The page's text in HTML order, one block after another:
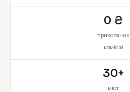
0 ₴
прихованих
комісій
30+
міст